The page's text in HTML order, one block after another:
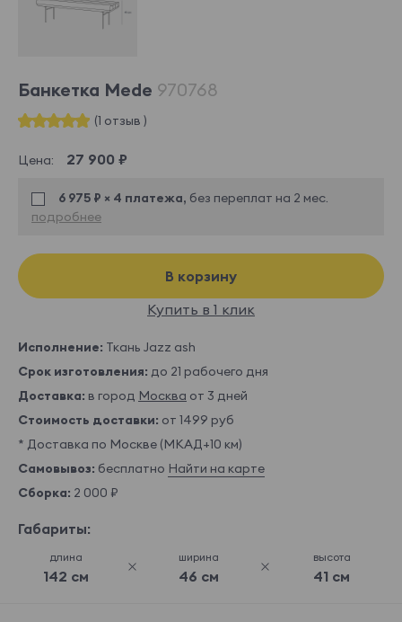
Банкетка Mede 970768
(1 отзыв )
Цена: 27 900 ₽
6 975 ₽ × 4 платежа, без переплат на 2 мес.
подробнее
В корзину
Купить в 1 клик
Исполнение: Ткань Jazz ash
Срок изготовления: до 21 рабочего дня
Доставка: в город Москва от 3 дней
Стоимость доставки: от 1499 руб
* Доставка по Москве (МКАД+10 км)
Самовывоз: бесплатно Найти на карте
Сборка: 2 000 ₽
Габариты:
длина
142 см
ширина
46 см
высота
41 см